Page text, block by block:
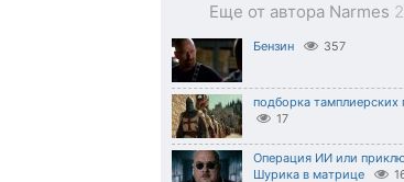
Еще от автора Narmes
Бензин 357
подборка тамплиерских
17
Операция ИИ или
Шурика в матрице